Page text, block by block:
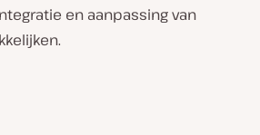
en aanpassing van